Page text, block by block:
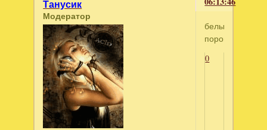
Танусик
Модератор
белый
порошок
0